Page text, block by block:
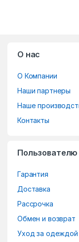
О нас
О Компании
Наши партнеры
Наше
Контакты
Пользователю
Гарантия
Доставка
Рассрочка
Обмен и возврат
Уход за одеждой